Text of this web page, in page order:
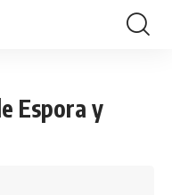
Espora y